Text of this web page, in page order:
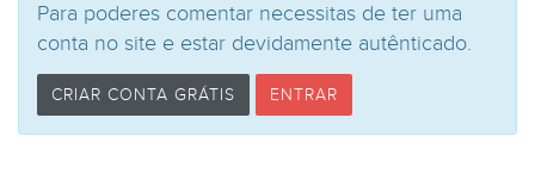
Para poderes comentar necessitas de ter uma
conta no site e estar devidamente autênticado.
CRIAR CONTA GRÁTIS ENTRAR